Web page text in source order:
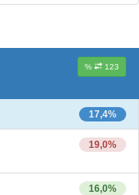
% 123
17,4%
19,0%
16,0%